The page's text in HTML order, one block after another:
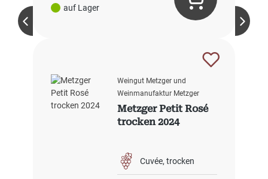
auf Lager
Weingut Metzger und
Weinmanufaktur Metzger
Metzger Petit Rosé
trocken 2024
Cuvée trocken